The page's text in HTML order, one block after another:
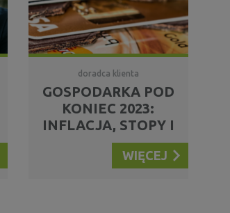
doradca klienta
GOSPODARKA POD
KONIEC 2023:
INFLACJA, STOPY I
NASTROJE
GOSPODARCZE
WIĘCEJ